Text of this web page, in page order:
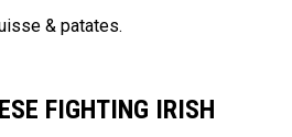
& patates.
FIGHTING IRISH